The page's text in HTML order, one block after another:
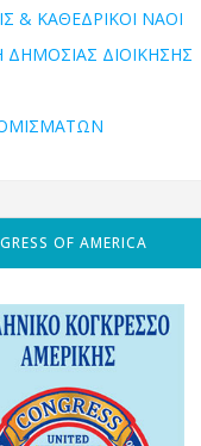
& ΚΑΘΕΔΡΙΚΟΊ ΝΑΟΊ
ΔΗΜΌΣΙΑΣ ΔΙΟΊΚΗΣΗΣ
OF AMERICA